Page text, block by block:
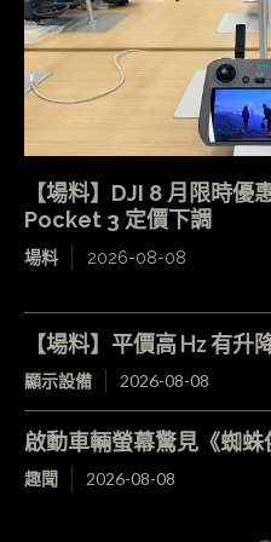
【場料】DJI 8 月限時優
Pocket 3 定價下調
場料 2026-08-08
【場料】平價高 Hz 有
顯示設備 2026-08-08
啟動車輛螢幕驚見《蜘
趣聞 2026-08-08